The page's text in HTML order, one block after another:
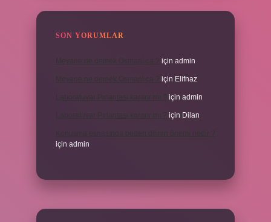
SON YORUMLAR
için admin
için Elifnaz
için admin
için Dilan
için admin